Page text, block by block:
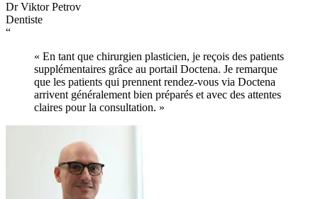
Dr Viktor Petrov
Dentiste
“
« En tant que chirurgien plasticien, je reçois des patients
supplémentaires grâce au portail Doctena. Je remarque
que les patients qui prennent rendez-vous via Doctena
arrivent généralement bien préparés et avec des attentes
claires pour la consultation. »